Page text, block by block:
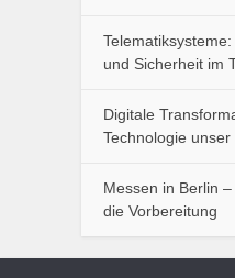
und Sicherheit im
Digitale
Technologie
Messen in Berlin
die Vorbereitung